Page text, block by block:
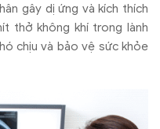
gây dị ứng và kích thích
thở không khí trong lành
chịu và bảo vệ sức khỏe